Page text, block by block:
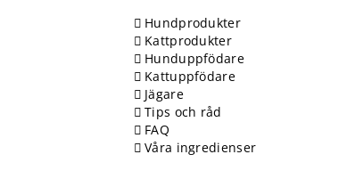
Hundprodukter
Kattprodukter
Hunduppfödare
Kattuppfödare
Jägare
Tips och råd
FAQ
Våra ingredienser